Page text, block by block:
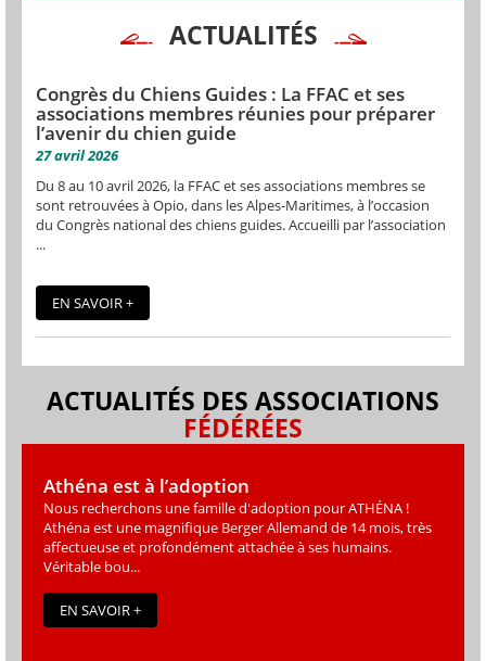
ACTUALITÉS
Congrès du Chiens Guides : La FFAC et ses
associations membres réunies pour préparer
l’avenir du chien guide
27 avril 2026
Du 8 au 10 avril 2026, la FFAC et ses associations membres se
sont retrouvées à Opio, dans les Alpes-Maritimes, à l’occasion
du Congrès national des chiens guides. Accueilli par l’association
...
EN SAVOIR +
ACTUALITÉS DES ASSOCIATIONS
FÉDÉRÉES
Athéna est à l’adoption
Nous recherchons une famille d'adoption pour ATHÉNA !
Athéna est une magniﬁque Berger Allemand de 14 mois, très
affectueuse et profondément attachée à ses humains.
Véritable bou...
EN SAVOIR +